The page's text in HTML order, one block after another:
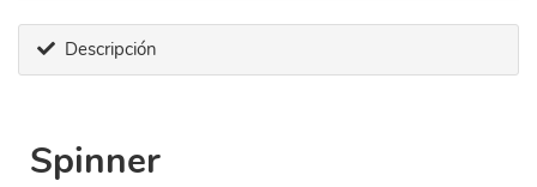
Descripción
Spinner